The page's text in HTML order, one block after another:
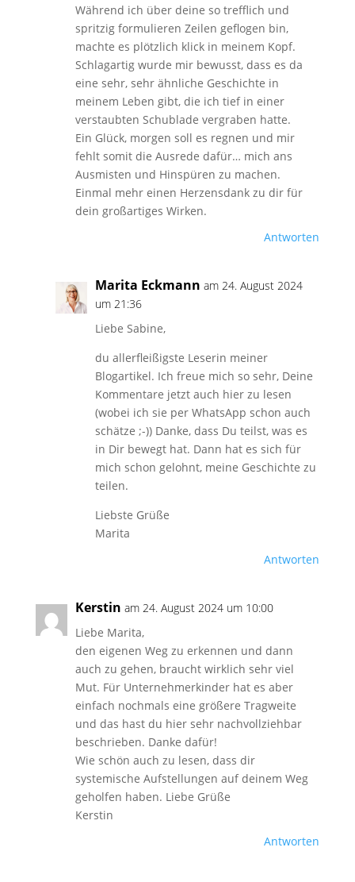
Während ich über deine so trefflich und
spritzig formulieren Zeilen geflogen bin,
machte es plötzlich klick in meinem Kopf.
Schlagartig wurde mir bewusst, dass es da
eine sehr, sehr ähnliche Geschichte in
meinem Leben gibt, die ich tief in einer
verstaubten Schublade vergraben hatte.
Ein Glück, morgen soll es regnen und mir
fehlt somit die Ausrede dafür… mich ans
Ausmisten und Hinspüren zu machen.
Einmal mehr einen Herzensdank zu dir für
dein großartiges Wirken.
Antworten
Marita Eckmann am 24. August 2024
um 21:36
Liebe Sabine,
du allerfleißigste Leserin meiner
Blogartikel. Ich freue mich so sehr, Deine
Kommentare jetzt auch hier zu lesen
(wobei ich sie per WhatsApp schon auch
schätze ;-)) Danke, dass Du teilst, was es
in Dir bewegt hat. Dann hat es sich für
mich schon gelohnt, meine Geschichte zu
teilen.
Liebste Grüße
Marita
Antworten
Kerstin am 24. August 2024 um 10:00
Liebe Marita,
den eigenen Weg zu erkennen und dann
auch zu gehen, braucht wirklich sehr viel
Mut. Für Unternehmerkinder hat es aber
einfach nochmals eine größere Tragweite
und das hast du hier sehr nachvollziehbar
beschrieben. Danke dafür!
Wie schön auch zu lesen, dass dir
systemische Aufstellungen auf deinem Weg
geholfen haben. Liebe Grüße
Kerstin
Antworten